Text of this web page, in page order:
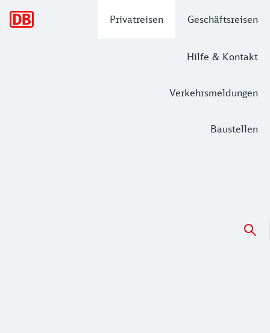
Privatreisen Geschäftsreisen
Hilfe & Kontakt
Verkehrsmeldungen
Baustellen